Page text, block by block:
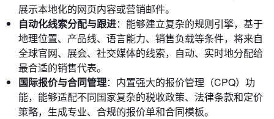
展示本地化的网页内容或营销邮件。
自动化线索分配与跟进：能够建立复杂的规则引擎，基于
地理位置、产品线、语言能力、销售负载等条件，将来自
全球官网、展会、社交媒体的线索，自动、实时地分配给
最合适的销售代表。
国际报价与合同管理：内置强大的报价管理（CPQ）功
能，能够适配不同国家复杂的税收政策、法律条款和定价
策略，生成专业、合规的报价单和合同模板。